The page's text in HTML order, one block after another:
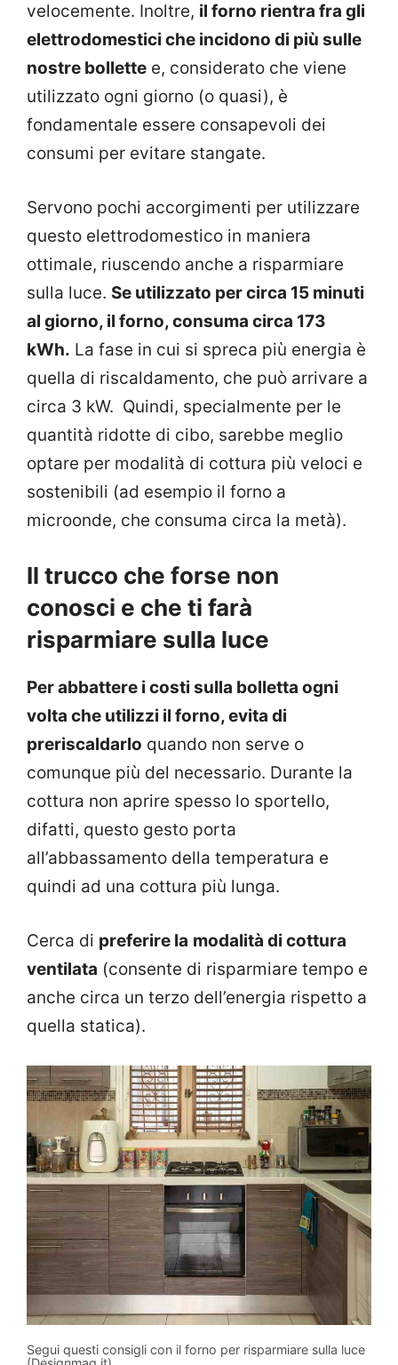
velocemente. Inoltre, il forno rientra fra gli
elettrodomestici che incidono di più sulle
nostre bollette e, considerato che viene
utilizzato ogni giorno (o quasi), è
fondamentale essere consapevoli dei
consumi per evitare stangate.
Servono pochi accorgimenti per utilizzare
questo elettrodomestico in maniera
ottimale, riuscendo anche a risparmiare
sulla luce. Se utilizzato per circa 15 minuti
al giorno, il forno, consuma circa 173
kWh. La fase in cui si spreca più energia è
quella di riscaldamento, che può arrivare a
circa 3 kW. Quindi, specialmente per le
quantità ridotte di cibo, sarebbe meglio
optare per modalità di cottura più veloci e
sostenibili (ad esempio il forno a
microonde, che consuma circa la metà).
Il trucco che forse non
conosci e che ti farà
risparmiare sulla luce
Per abbattere i costi sulla bolletta ogni
volta che utilizzi il forno, evita di
preriscaldarlo quando non serve o
comunque più del necessario. Durante la
cottura non aprire spesso lo sportello,
difatti, questo gesto porta
all’abbassamento della temperatura e
quindi ad una cottura più lunga.
Cerca di preferire la modalità di cottura
ventilata (consente di risparmiare tempo e
anche circa un terzo dell’energia rispetto a
quella statica).
Segui questi consigli con il forno per risparmiare sulla luce